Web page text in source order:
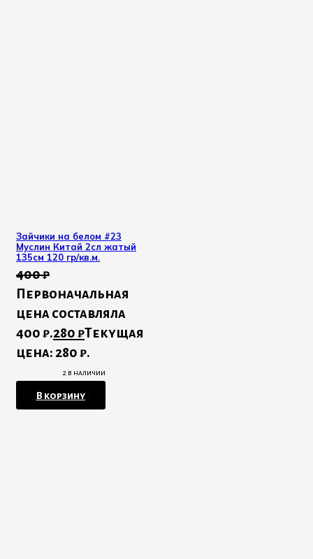
Зайчики на белом #23
Муслин Китай 2сл жатый
135см 120 гр/кв.м.
400₽
Первоначальная
цена составляла
400 ₽.280₽Текущая
цена: 280 ₽.
2 в наличии
В корзину